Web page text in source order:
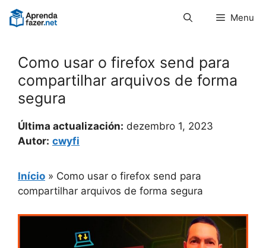
Pular
para
Menu
Como usar o firefox send para
compartilhar arquivos de forma
segura
Última actualización: dezembro 1, 2023
Autor: cwyfi
Início » Como usar o firefox send para
compartilhar arquivos de forma segura